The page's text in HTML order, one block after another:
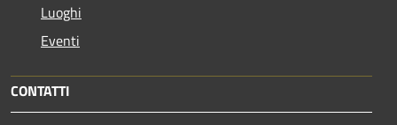
Luoghi
Eventi
CONTATTI